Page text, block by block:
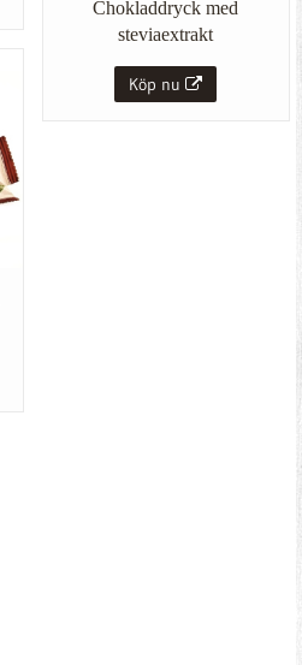
Chokladdryck med
steviaextrakt
Köp nu